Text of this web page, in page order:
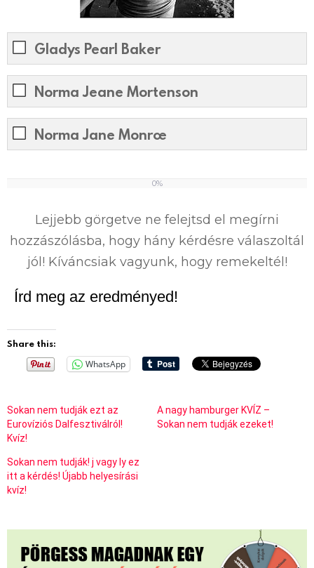
Gladys Pearl Baker
Norma Jeane Mortenson
Norma Jane Monroe
0%
Lejjebb görgetve ne felejtsd el megírni
hozzászólásba, hogy hány kérdésre válaszoltál
jól! Kíváncsiak vagyunk, hogy remekeltél!
Írd meg az eredményed!
Share this:
WhatsApp
Sokan nem tudják ezt az
Eurovíziós Dalfesztiválról!
Kvíz!
A nagy hamburger KVÍZ –
Sokan nem tudják ezeket!
Sokan nem tudják! j vagy ly ez
itt a kérdés! Újabb helyesírási
kvíz!